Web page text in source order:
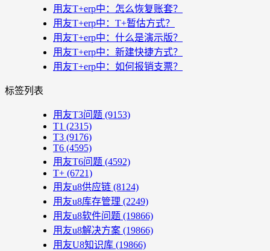
用友T+erp中：怎么恢复账套？
用友T+erp中：T+暂估方式？
用友T+erp中：什么是演示版？
用友T+erp中：新建快捷方式？
用友T+erp中：如何报销支票？
标签列表
用友T3问题 (9153)
T1 (2315)
T3 (9176)
T6 (4595)
用友T6问题 (4592)
T+ (6721)
用友u8供应链 (8124)
用友u8库存管理 (2249)
用友u8软件问题 (19866)
用友u8解决方案 (19866)
用友U8知识库 (19866)